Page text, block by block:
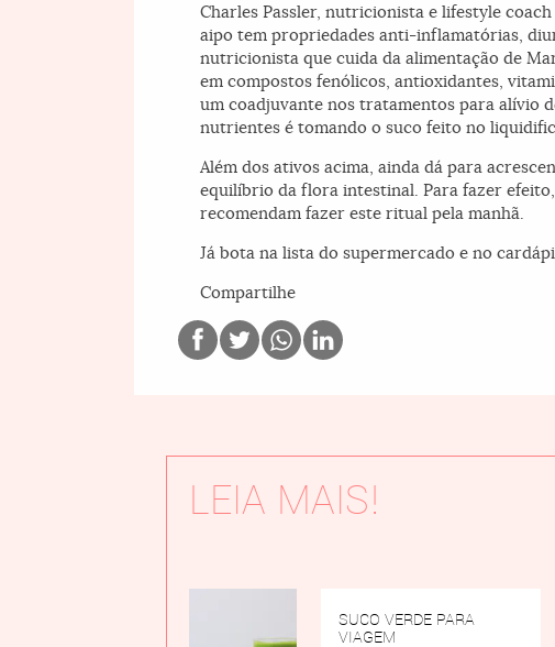
Charles Passler, nutricionista e lifestyle
aipo tem propriedades anti-inflamatórias,
nutricionista que cuida da alimentação de
em compostos fenólicos, antioxidantes,
um coadjuvante nos tratamentos para alívio
nutrientes é tomando o suco feito no
Além dos ativos acima, ainda dá para
equilíbrio da flora intestinal. Para fazer
recomendam fazer este ritual pela manhã.
Já bota na lista do supermercado e no
Compartilhe
LEIA MAIS!
SUCO VERDE PARA
VIAGEM